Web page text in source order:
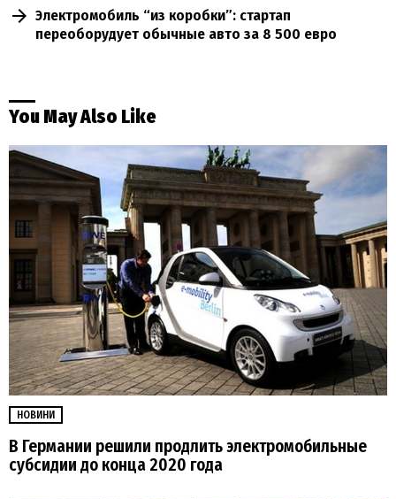
Электромобиль “из коробки”: стартап
переоборудует обычные авто за 8 500 евро
You May Also Like
НОВИНИ
В Германии решили продлить электромобильные
субсидии до конца 2020 года